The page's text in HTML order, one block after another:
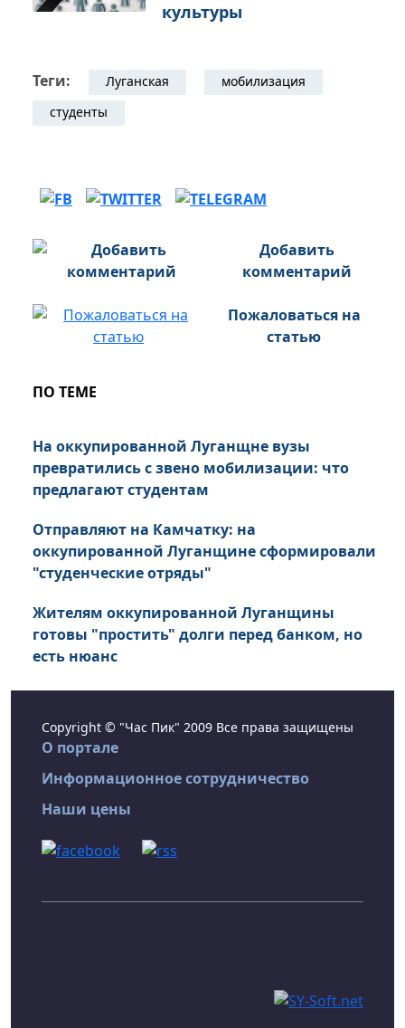
культуры
Теги: Луганская
мобилизация
студенты
Добавить
комментарий
Пожаловаться на
статью
ПО ТЕМЕ
На оккупированной Луганщне вузы
превратились с звено мобилизации: что
предлагают студентам
Отправляют на Камчатку: на
оккупированной Луганщине сформировали
"студенческие отряды"
Жителям оккупированной Луганщины
готовы "простить" долги перед банком, но
есть нюанс
Copyright © "Час Пик" 2009 Все права защищены
О портале
Информационное сотрудничество
Наши цены